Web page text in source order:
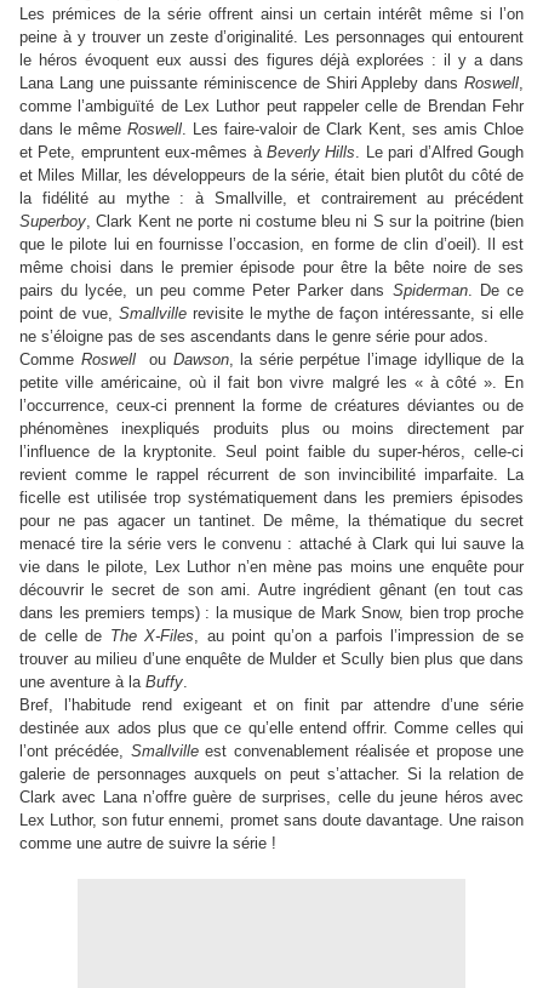
Les prémices de la série offrent ainsi un certain intérêt même si l’on
peine à y trouver un zeste d’originalité. Les personnages qui entourent
le héros évoquent eux aussi des figures déjà explorées : il y a dans
Lana Lang une puissante réminiscence de Shiri Appleby dans Roswell,
comme l’ambiguïté de Lex Luthor peut rappeler celle de Brendan Fehr
dans le même Roswell. Les faire-valoir de Clark Kent, ses amis Chloe
et Pete, empruntent eux-mêmes à Beverly Hills. Le pari d’Alfred Gough
et Miles Millar, les développeurs de la série, était bien plutôt du côté de
la fidélité au mythe : à Smallville, et contrairement au précédent
Superboy, Clark Kent ne porte ni costume bleu ni S sur la poitrine (bien
que le pilote lui en fournisse l’occasion, en forme de clin d’oeil). Il est
même choisi dans le premier épisode pour être la bête noire de ses
pairs du lycée, un peu comme Peter Parker dans Spiderman. De ce
point de vue, Smallvillerevisite le mythe de façon intéressante, si elle
ne s’éloigne pas de ses ascendants dans le genre série pour ados.
Comme Roswellou Dawson, la série perpétue l’image idyllique de la
petite ville américaine, où il fait bon vivre malgré les « à côté ». En
l’occurrence, ceux-ci prennent la forme de créatures déviantes ou de
phénomènes inexpliqués produits plus ou moins directement par
l’influence de la kryptonite. Seul point faible du super-héros, celle-ci
revient comme le rappel récurrent de son invincibilité imparfaite. La
ficelle est utilisée trop systématiquement dans les premiers épisodes
pour ne pas agacer un tantinet. De même, la thématique du secret
menacé tire la série vers le convenu : attaché à Clark qui lui sauve la
vie dans le pilote, Lex Luthor n’en mène pas moins une enquête pour
découvrir le secret de son ami. Autre ingrédient gênant (en tout cas
dans les premiers temps) : la musique de Mark Snow, bien trop proche
de celle de The X-Files, au point qu’on a parfois l’impression de se
trouver au milieu d’une enquête de Mulder et Scully bien plus que dans
une aventure à la Buffy.
Bref, l’habitude rend exigeant et on finit par attendre d’une série
destinée aux ados plus que ce qu’elle entend offrir. Comme celles qui
l’ont précédée, Smallvilleest convenablement réalisée et propose une
galerie de personnages auxquels on peut s’attacher. Si la relation de
Clark avec Lana n’offre guère de surprises, celle du jeune héros avec
Lex Luthor, son futur ennemi, promet sans doute davantage. Une raison
comme une autre de suivre la série !